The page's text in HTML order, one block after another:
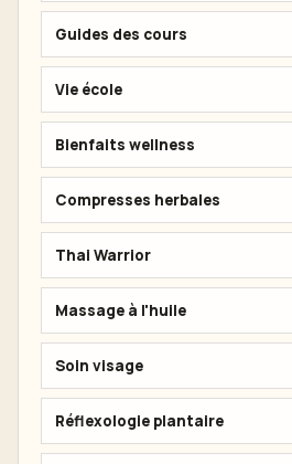
Guides des cours
Vie école
Bienfaits wellness
Compresses herbales
Thai Warrior
Massage à l'huile
Soin visage
Réflexologie plantaire